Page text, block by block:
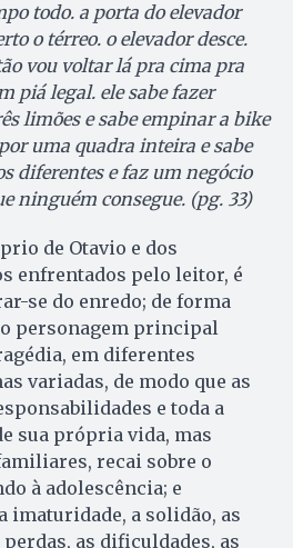
todo. a porta do elevador
o térreo. o elevador desce.
vou voltar lá pra cima pra
piá legal. ele sabe fazer
limões e sabe empinar a bike
uma quadra inteira e sabe
diferentes e faz um negócio
ninguém consegue. (pg. 33)
de Otavio e dos
enfrentados pelo leitor, é
se do enredo; de forma
personagem principal
em diferentes
variadas, de modo que as
e toda a
sua própria vida, mas
recai sobre o
à adolescência; e
imaturidade, a solidão, as
as dificuldades, as